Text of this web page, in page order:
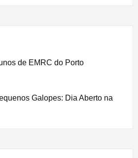
de EMRC do Porto
Galopes: Dia Aberto na